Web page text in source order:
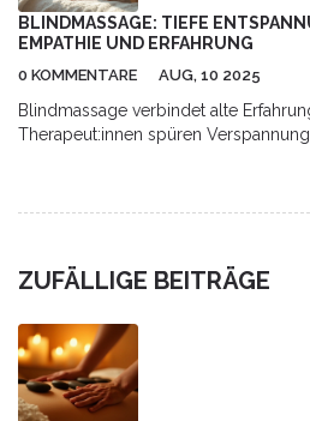
Massageform zu dir passt.
BLINDMASSAGE: TIEFE
EMPATHIE UND ERFAHRUNG
0 KOMMENTARE AUG, 10 2025
Blindmassage verbindet alte
Therapeut:innen spüren
ZUFÄLLIGE BEITRÄGE